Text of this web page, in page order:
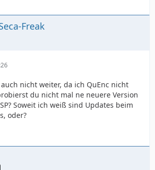
Freak
nicht weiter, da ich QuEnc nicht
du nicht mal ne neuere Version
Soweit ich weiß sind Updates beim
oder?